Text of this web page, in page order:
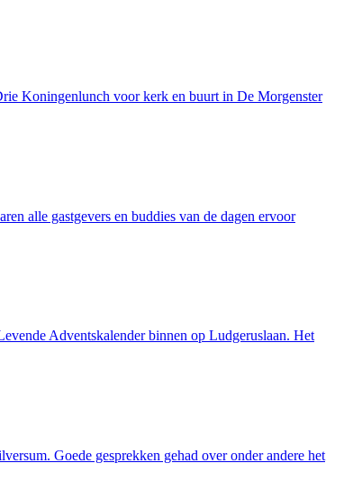
Koningenlunch voor kerk en buurt in De Morgenster
alle gastgevers en buddies van de dagen ervoor
Adventskalender binnen op Ludgeruslaan. Het
Goede gesprekken gehad over onder andere het